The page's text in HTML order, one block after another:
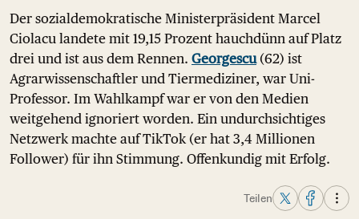
Der sozialdemokratische Ministerpräsident Marcel
Ciolacu landete mit 19,15 Prozent hauchdünn auf Platz
drei und ist aus dem Rennen. Georgescu(62) ist
Agrarwissenschaftler und Tiermediziner, war Uni-
Professor. Im Wahlkampf war er von den Medien
weitgehend ignoriert worden. Ein undurchsichtiges
Netzwerk machte auf TikTok (er hat 3,4 Millionen
Follower) für ihn Stimmung. Offenkundig mit Erfolg.
Teilen